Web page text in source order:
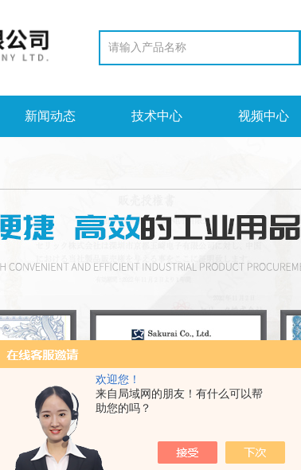
欢迎您！
来自局域网的朋友！有什么可以帮
助您的吗？
新闻动态 技术中心 视频中心